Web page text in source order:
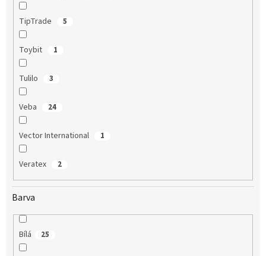
TipTrade 5
Toybit 1
Tulilo 3
Veba 24
Vector International 1
Veratex 2
Barva
Bílá 25